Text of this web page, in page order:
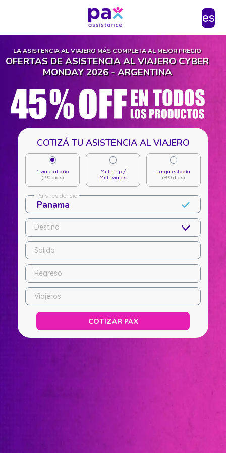
es
LA ASISTENCIA AL VIAJERO MÁS COMPLETA AL MEJOR PRECIO
OFERTAS DE ASISTENCIA AL VIAJERO CYBER
MONDAY 2026 - ARGENTINA
COTIZÁ TU ASISTENCIA AL VIAJERO
1 viaje al año
(-90 días)
Multitrip /
Multiviajes
Larga estadía
(+90 días)
País residencia
Destino
Salida
Regreso
Viajeros
COTIZAR PAX